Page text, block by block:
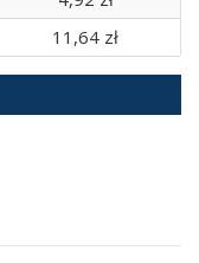
11,64 zł